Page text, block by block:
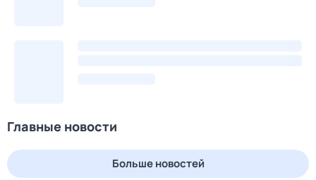
Главные новости
Больше новостей